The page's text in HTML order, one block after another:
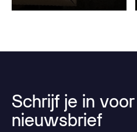
Schrijf je in voor
nieuwsbrief